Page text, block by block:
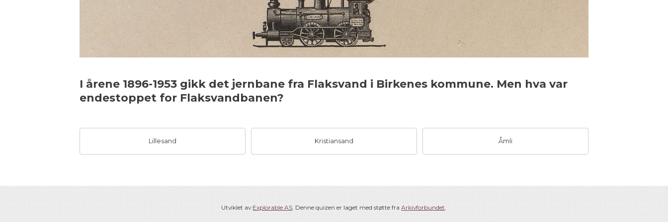
I årene 1896-1953 gikk det jernbane fra Flaksvand i Birkenes kommune. Men hva var
endestoppet for Flaksvandbanen?
Lillesand Kristiansand Åmli
Utviklet av Explorable AS. Denne quizen er laget med støtte fraArkivforbundet.